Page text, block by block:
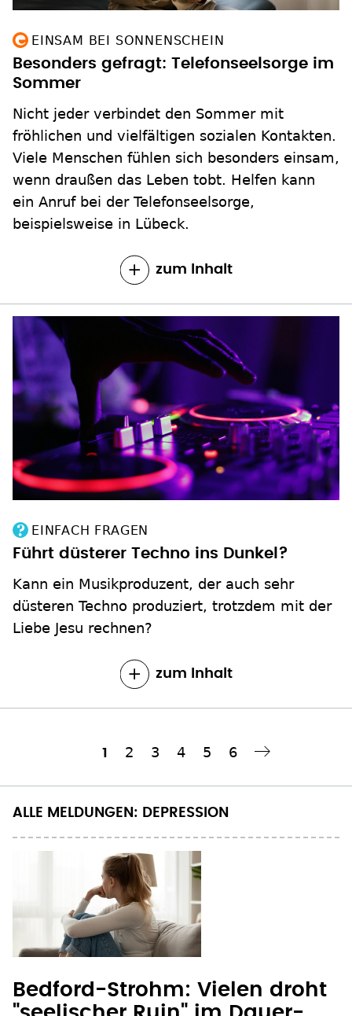
EINSAM BEI SONNENSCHEIN
Besonders gefragt: Telefonseelsorge im
Sommer
Nicht jeder verbindet den Sommer mit
fröhlichen und vielfältigen sozialen Kontakten.
Viele Menschen fühlen sich besonders einsam,
wenn draußen das Leben tobt. Helfen kann
ein Anruf bei der Telefonseelsorge,
beispielsweise in Lübeck.
zum Inhalt
EINFACH FRAGEN
Führt düsterer Techno ins Dunkel?
Kann ein Musikproduzent, der auch sehr
düsteren Techno produziert, trotzdem mit der
Liebe Jesu rechnen?
zum Inhalt
Aktuelle
1 Seite
2 Seite
3 Seite
4 Seite
5 Seite
6
Nächste Seite ››
ALLE MELDUNGEN: DEPRESSION
Bedford-Strohm: Vielen droht